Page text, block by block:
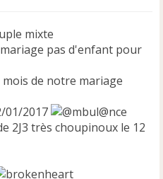
mixte
pas d'enfant pour
de notre mariage
01/2017
2J3 très choupinoux le 12